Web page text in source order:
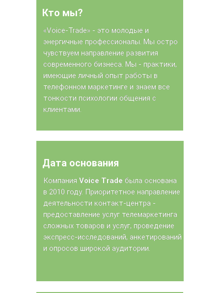
Кто мы?
«Voice-Trade» - это молодые и
энергичные профессионалы. Мы остро
чувствуем направление развития
современного бизнеса. Мы - практики,
имеющие личный опыт работы в
телефонном маркетинге и знаем все
тонкости психологии общения с
клиентами.
«Voice-Trade» - это молодые и
энергичные профессионалы. Мы остро
чувствуем направление развития
современного бизнеса. Мы - практики,
имеющие личный опыт работы в
телефонном маркетинге и знаем все
тонкости психологии общения с
клиентами.
Кто мы?
Дата основания
Компания Voice Trade была основана
в 2010 году. Приоритетное направление
деятельности контакт-центра -
предоставление услуг телемаркетинга
сложных товаров и услуг, проведение
экспресс-исследований, анкетирований
и опросов широкой аудитории.
Компания Voice Trade была основана
в 2010 году. Приоритетное направление
деятельности контакт-центра -
предоставление услуг телемаркетинга
сложных товаров и услуг, проведение
экспресс-исследований, анкетирований
и опросов широкой аудитории.
Дата основания